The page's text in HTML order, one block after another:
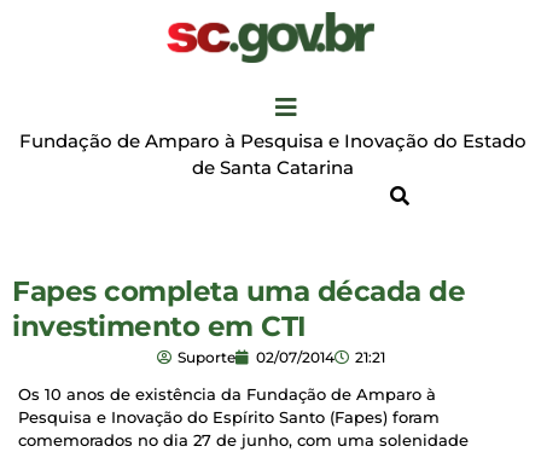
Fundação de Amparo à Pesquisa e Inovação do Estado
de Santa Catarina
Fapes completa uma década de
investimento em CTI
Suporte 02/07/2014 21:21
Os 10 anos de existência da Fundação de Amparo à
Pesquisa e Inovação do Espírito Santo (Fapes) foram
comemorados no dia 27 de junho, com uma solenidade